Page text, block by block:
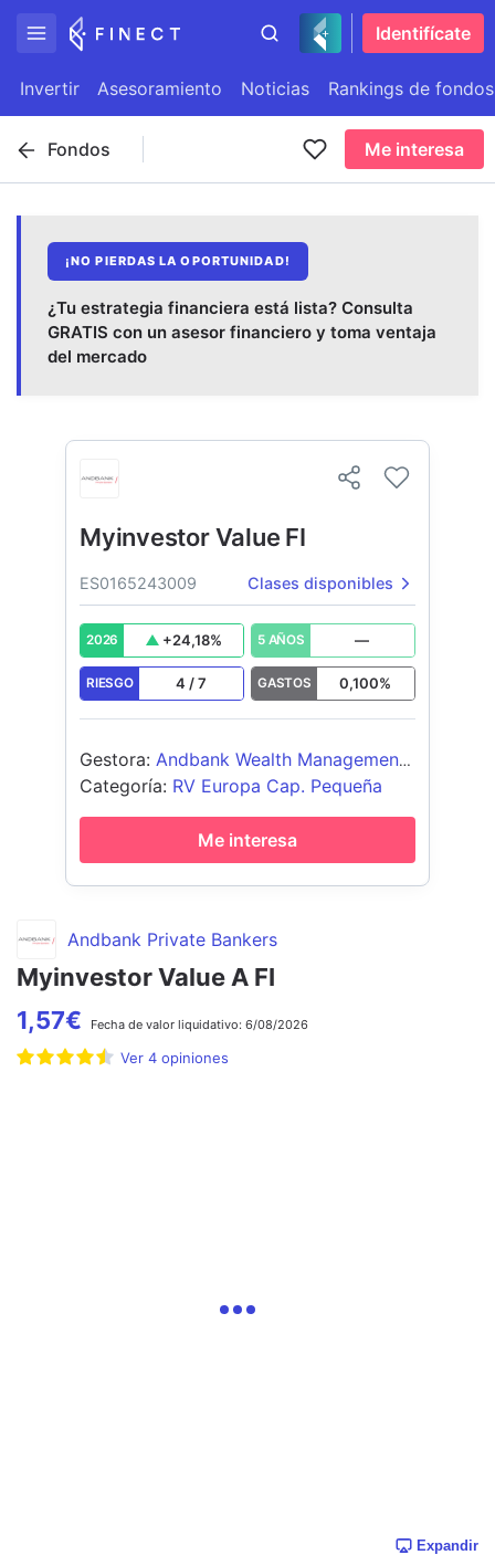
Identifícate
Invertir Asesoramiento Noticias Rankings de fondos
Fondos Me interesa
¡NO PIERDAS LA OPORTUNIDAD!
¿Tu estrategia financiera está lista? Consulta
GRATIS con un asesor financiero y toma ventaja
del mercado
Andbank Private Bankers
Myinvestor Value A FI
1,57€ Fecha de valor liquidativo: 6/08/2026
Ver 4 opiniones
Expandir
Myinvestor Value FI
ES0165243009 Clases disponibles
2026 +24,18% 5 AÑOS —
RIESGO 4 /7 GASTOS 0,100%
Gestora: Andbank Wealth Management
SGIIC
Categoría: RV Europa Cap. Pequeña
Me interesa